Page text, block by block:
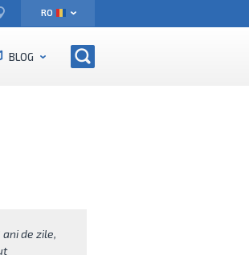
EN
RO
BLOG
ani de zile,